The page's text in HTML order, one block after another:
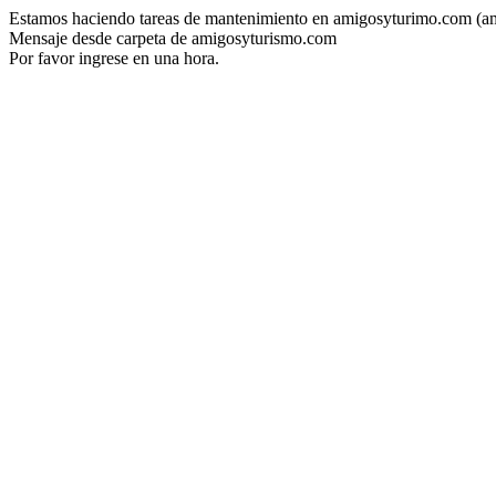
Estamos haciendo tareas de mantenimiento en amigosyturimo.com
Mensaje desde carpeta de amigosyturismo.com
Por favor ingrese en una hora.